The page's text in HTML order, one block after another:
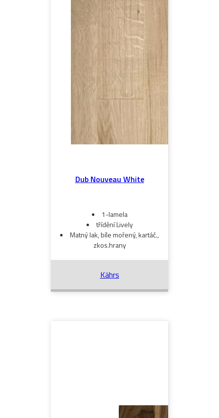
Dub Nouveau White
1-lamela
třídění Lively
Matný lak, bíle mořený, kartáč.,
zkos.hrany
Kährs